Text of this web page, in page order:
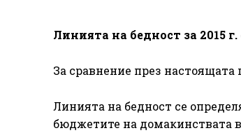
Линията на бедност за 2015 г.
За сравнение през настоящата
Линията на бедност се
бюджетите на домакинствата